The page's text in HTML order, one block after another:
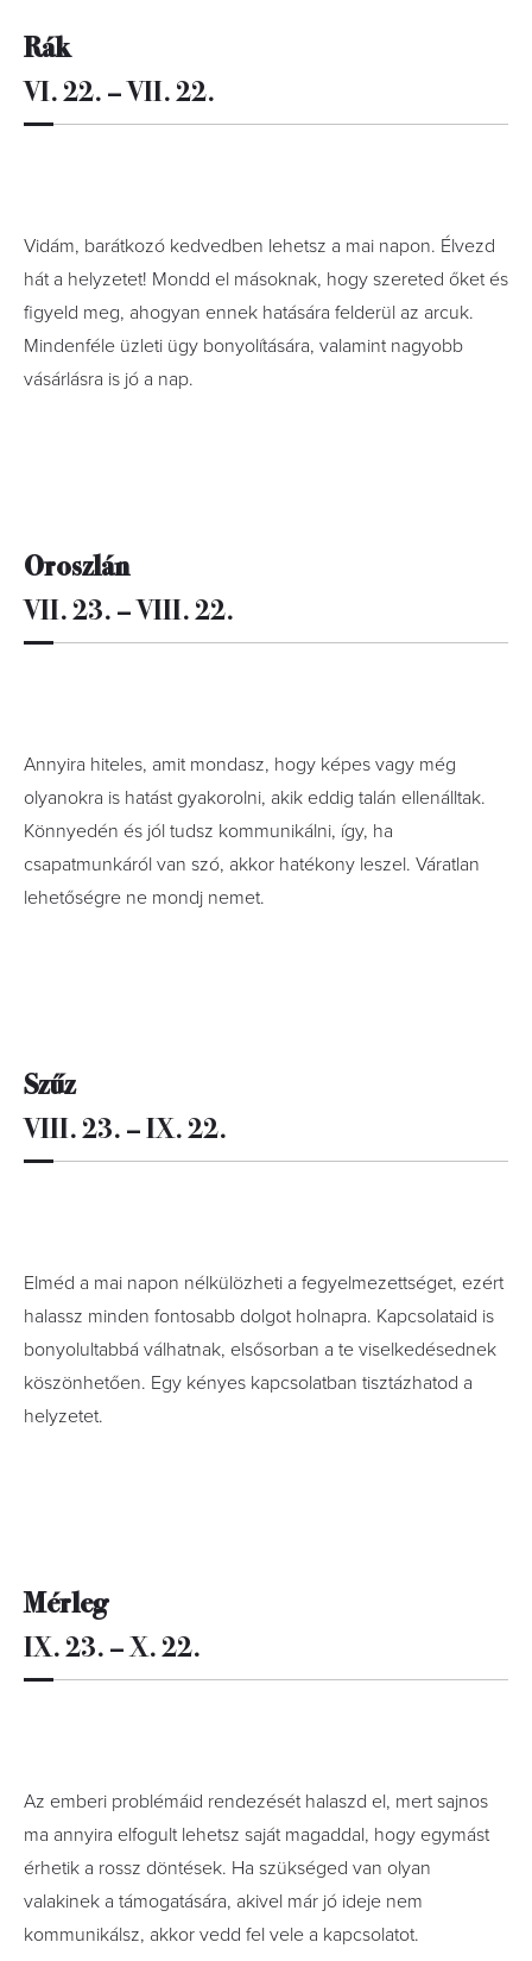
Rák
VI. 22. – VII. 22.
Vidám, barátkozó kedvedben lehetsz a mai napon. Élvezd
hát a helyzetet! Mondd el másoknak, hogy szereted őket és
figyeld meg, ahogyan ennek hatására felderül az arcuk.
Mindenféle üzleti ügy bonyolítására, valamint nagyobb
vásárlásra is jó a nap.
Oroszlán
VII. 23. – VIII. 22.
Annyira hiteles, amit mondasz, hogy képes vagy még
olyanokra is hatást gyakorolni, akik eddig talán ellenálltak.
Könnyedén és jól tudsz kommunikálni, így, ha
csapatmunkáról van szó, akkor hatékony leszel. Váratlan
lehetőségre ne mondj nemet.
Szűz
VIII. 23. – IX. 22.
Elméd a mai napon nélkülözheti a fegyelmezettséget, ezért
halassz minden fontosabb dolgot holnapra. Kapcsolataid is
bonyolultabbá válhatnak, elsősorban a te viselkedésednek
köszönhetően. Egy kényes kapcsolatban tisztázhatod a
helyzetet.
Mérleg
IX. 23. – X. 22.
Az emberi problémáid rendezését halaszd el, mert sajnos
ma annyira elfogult lehetsz saját magaddal, hogy egymást
érhetik a rossz döntések. Ha szükséged van olyan
valakinek a támogatására, akivel már jó ideje nem
kommunikálsz, akkor vedd fel vele a kapcsolatot.